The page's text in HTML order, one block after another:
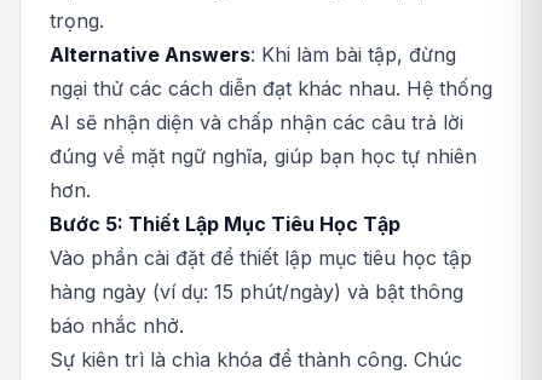
trọng.
Alternative Answers: Khi làm bài tập, đừng
ngại thử các cách diễn đạt khác nhau. Hệ thống
AI sẽ nhận diện và chấp nhận các câu trả lời
đúng về mặt ngữ nghĩa, giúp bạn học tự nhiên
hơn.
Bước 5: Thiết Lập Mục Tiêu Học Tập
Vào phần cài đặt để thiết lập mục tiêu học tập
hàng ngày (ví dụ: 15 phút/ngày) và bật thông
báo nhắc nhở.
Sự kiên trì là chìa khóa để thành công. Chúc